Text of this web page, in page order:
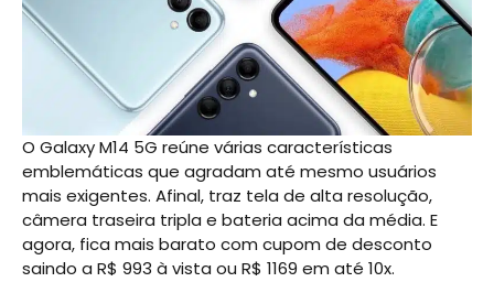
O Galaxy M14 5G reúne várias características
emblemáticas que agradam até mesmo usuários
mais exigentes. Afinal, traz tela de alta resolução,
câmera traseira tripla e bateria acima da média. E
agora, fica mais barato com cupom de desconto
saindo a R$ 993 à vista ou R$ 1169 em até 10x.